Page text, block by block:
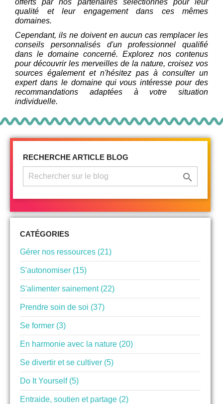
qualité et leur engagement dans ces mêmes
domaines.
Cependant, ils ne doivent en aucun cas remplacer les
conseils personnalisés d'un professionnel qualifié
dans le domaine concerné. Explorez nos contenus
pour découvrir les merveilles de la nature, croisez vos
sources également et n'hésitez pas à consulter un
expert dans le domaine qui vous intéresse pour des
recommandations adaptées à votre situation
individuelle.
RECHERCHE ARTICLE BLOG

CATÉGORIES
Gérer nos ressources (21)
S'autonomiser (15)
S'alimenter sainement (22)
Prendre soin de soi (37)
Se former (3)
En harmonie avec la nature (20)
Se divertir et se cultiver (5)
Do It Yourself (5)
Entraide, soutien et partage (2)